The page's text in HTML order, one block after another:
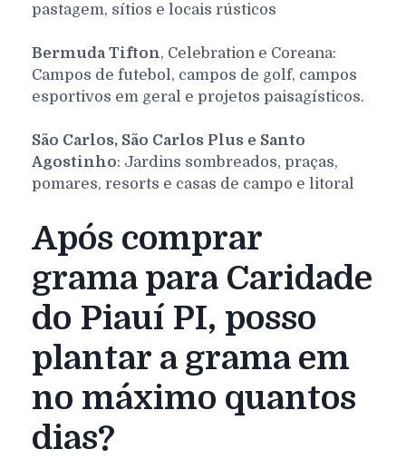
pastagem, sítios e locais rústicos
Bermuda Tifton, Celebration e Coreana:
Campos de futebol, campos de golf, campos
esportivos em geral e projetos paisagísticos.
São Carlos, São Carlos Plus e Santo
Agostinho: Jardins sombreados, praças,
pomares, resorts e casas de campo e litoral
Após comprar
grama para Caridade
do Piauí PI, posso
plantar a grama em
no máximo quantos
dias?